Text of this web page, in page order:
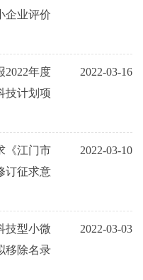
企业评价
2022年度
技计划项
2022-03-16
《江门市
订征求意
2022-03-10
技型小微
移除名录
2022-03-03